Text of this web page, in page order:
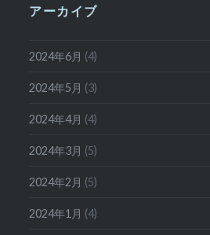
アーカイブ
2024年6月 (4)
2024年5月 (3)
2024年4月 (4)
2024年3月 (5)
2024年2月 (5)
2024年1月 (4)